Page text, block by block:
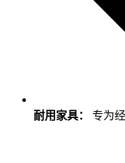
耐用家具： 专为